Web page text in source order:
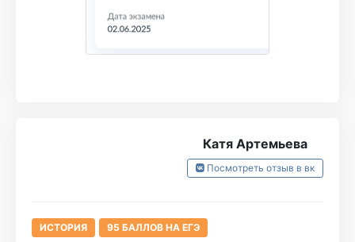
подытоживая повторю мысль в начале,
турбо - лучшая ОШ, Илюха - буквально
Катя Артемьева
Посмотреть отзыв в вк
ИСТОРИЯ 95 БАЛЛОВ НА ЕГЭ